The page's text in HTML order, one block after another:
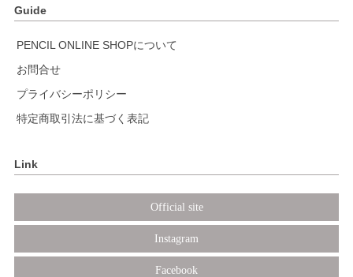
Guide
PENCIL ONLINE SHOPについて
お問合せ
プライバシーポリシー
特定商取引法に基づく表記
Link
Official site
Instagram
Facebook